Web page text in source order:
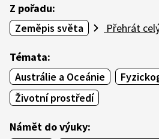
Z pořadu:
Zeměpis světa
Přehrát
Témata:
Austrálie a Oceánie
Životní prostředí
Námět do výuky: